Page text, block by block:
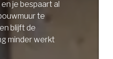
je bespaart al
te
blijft de
minder werkt